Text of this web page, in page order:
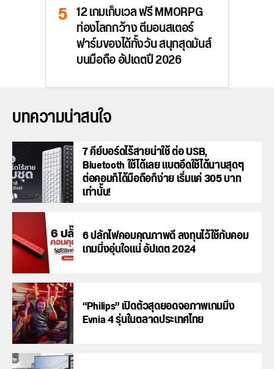
12 เกมเก็บเวล ฟรี MMORPG
ท่องโลกกว้าง ตีมอนสเตอร์
ฟาร์มของได้ทั้งวัน สนุกสุดมันส์
บนมือถือ อัปเดตปี 2026
บทความน่าสนใจ
7 คีย์บอร์ดไร้สายน่าใช้ ต่อ USB,
Bluetooth ใช้ได้เลย แบตอึดใช้ได้นานสุดๆ
ต่อคอมก็ได้มือถือก็ง่าย เริ่มแค่ 305 บาท
เท่านั้น!
6 ปลั๊กไฟคอมคุณภาพดี ลงทุนไว้ใช้กับคอม
เกมมิ่งอุ่นใจแน่ อัปเดต 2024
“Philips” เปิดตัวสุดยอดจอภาพเกมมิ่ง
Evnia 4 รุ่นในตลาดประเทศไทย